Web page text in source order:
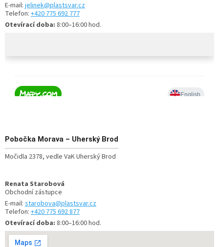
E-mail: jelinek@plastsvar.cz
Telefon: +420 775 692 777
Otevírací doba: 8:00–16:00 hod.
Pobočka Morava – Uherský Brod
Močidla 2378, vedle VaK Uherský Brod
Renata Starobová
Obchodní zástupce
E-mail: starobova@plastsvar.cz
Telefon: +420 775 692 877
Otevírací doba: 8:00–16:00 hod.